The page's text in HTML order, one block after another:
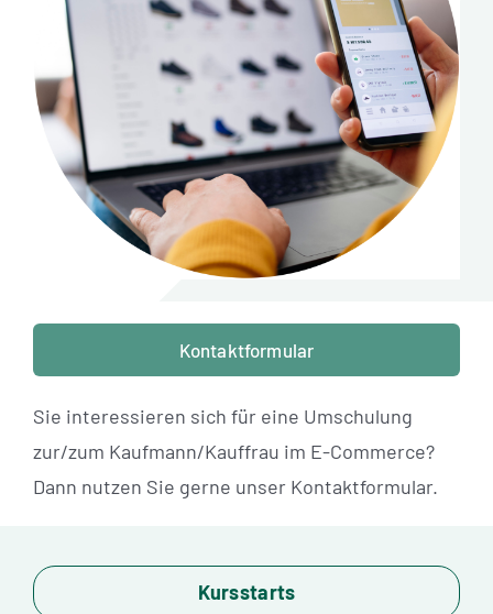
Standorte
Kontakt
Kontaktformular
Sie interessieren sich für eine Umschulung
zur/zum Kaufmann/Kauffrau im E-Commerce?
Dann nutzen Sie gerne unser Kontaktformular.
Kursstarts